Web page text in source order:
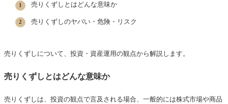
売りくずしとはどんな意味か
売りくずしのヤバい・危険・リスク
売りくずしについて、投資・資産運用の観点から解説します。
売りくずしとはどんな意味か
売りくずしは、投資の観点で言及される場合、一般的には株式市場や商品